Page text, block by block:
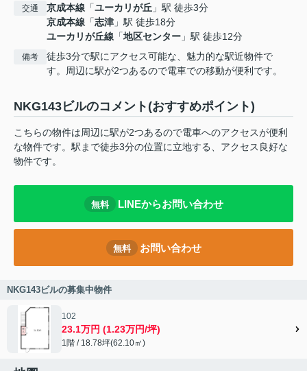
交通 京成本線 「ユーカリが丘 」駅 徒歩3分
京成本線 「志津 」駅 徒歩18分
ユーカリが丘線 「地区センター 」駅 徒歩12分
備考
徒歩3分で駅にアクセス可能な、魅力的な駅近物件で
す。周辺に駅が2つあるので電車での移動が便利です。
NKG143ビルのコメント(おすすめポイント)
こちらの物件は周辺に駅が2つあるので電車へのアクセスが便利
な物件です。駅まで徒歩3分の位置に立地する、アクセス良好な
物件です。
無料 LINEからお問い合わせ
無料 お問い合わせ
NKG143ビルの募集中物件
102
23.1万円 (1.23万円/坪)
1階 / 18.78坪(62.10㎡)